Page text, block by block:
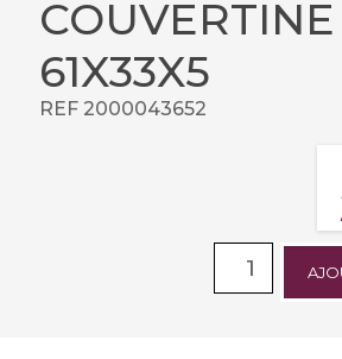
COUVERTINE
61X33X5
REF 2000043652